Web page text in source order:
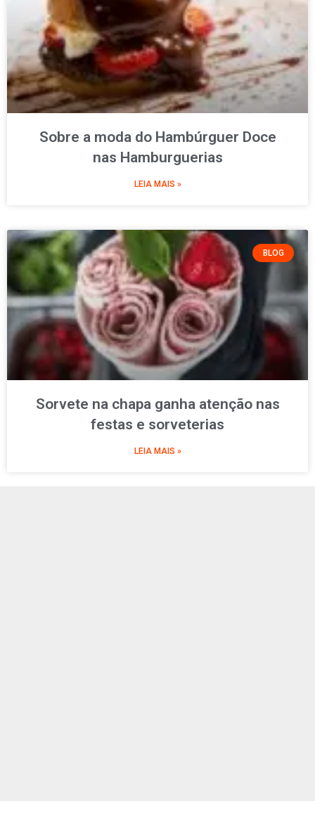
Sobre a moda do Hambúrguer Doce
nas Hamburguerias
LEIA MAIS »
BLOG
Sorvete na chapa ganha atenção nas
festas e sorveterias
LEIA MAIS »